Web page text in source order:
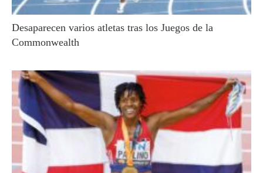
Desaparecen varios atletas tras los Juegos de la
Commonwealth